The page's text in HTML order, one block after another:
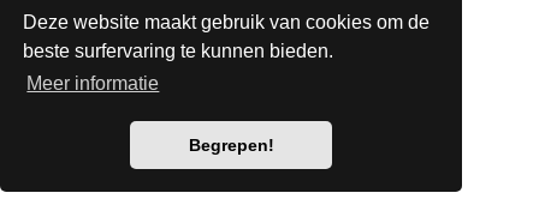
Deze website maakt gebruik van cookies om de
beste surfervaring te kunnen bieden.
Meer informatie
Begrepen!